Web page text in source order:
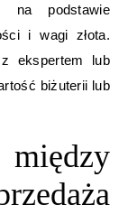
na podstawie
i wagi złota.
ekspertem lub
biżuterii lub